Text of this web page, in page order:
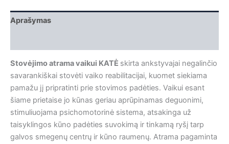
Aprašymas
Stovėjimo atrama vaikui KATĖ skirta ankstyvajai negalinčio
savarankiškai stovėti vaiko reabilitacijai, kuomet siekiama
pamažu jį pripratinti prie stovimos padėties. Vaikui esant
šiame prietaise jo kūnas geriau aprūpinamas deguonimi,
stimuliuojama psichomotorinė sistema, atsakinga už
taisyklingos kūno padėties suvokimą ir tinkamą ryšį tarp
galvos smegenų centrų ir kūno raumenų. Atrama pagaminta